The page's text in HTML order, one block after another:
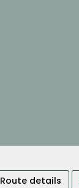
Route details